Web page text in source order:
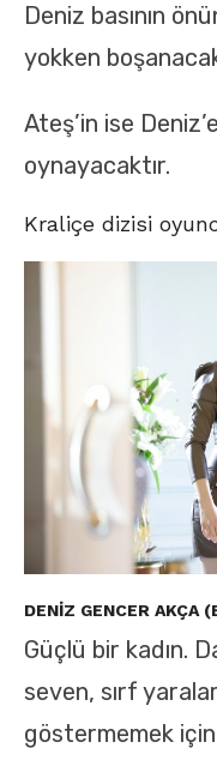
Deniz basının
yokken
Ateş’in ise
oynayacaktır.
Kraliçe dizisi
DENIZ GENCER AKÇA
Güçlü bir kadın.
seven, sırf
göstermemek